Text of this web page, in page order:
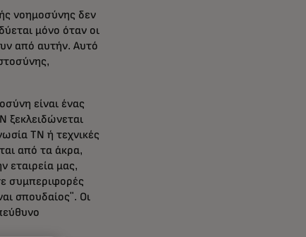
νοημοσύνης δεν
μόνο όταν οι
από αυτήν. Αυτό
είναι ένας
ξεκλειδώνεται
ΤΝ ή τεχνικές
από τα άκρα,
εταιρεία μας,
συμπεριφορές
σπουδαίος". Οι